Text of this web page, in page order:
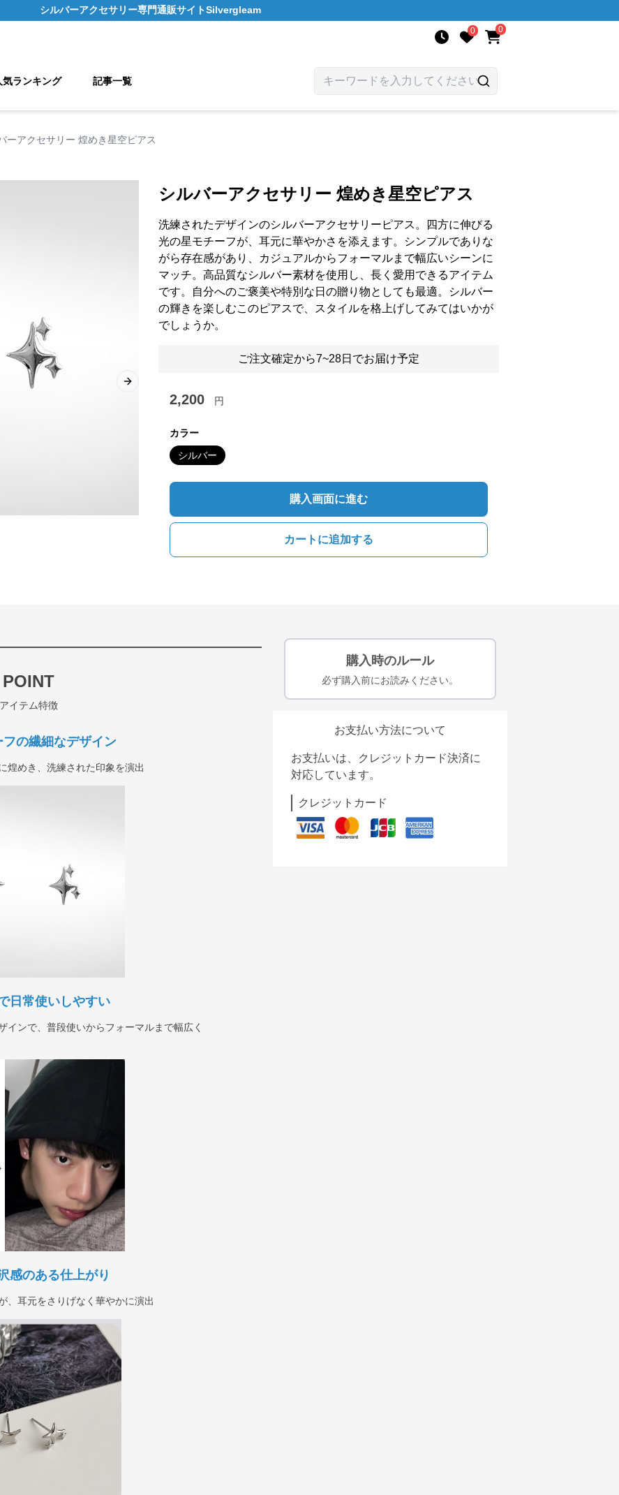
シルバーアクセサリー専門通販サイトSilvergleam
0 0
気ランキング 記事一覧
ーアクセサリー 煌めき星空ピアス
Next slide
シルバーアクセサリー 煌めき星空ピアス
洗練されたデザインのシルバーアクセサリーピアス。四方に伸びる
光の星モチーフが、耳元に華やかさを添えます。シンプルでありな
がら存在感があり、カジュアルからフォーマルまで幅広いシーンに
マッチ。高品質なシルバー素材を使用し、長く愛用できるアイテム
です。自分へのご褒美や特別な日の贈り物としても最適。シルバー
の輝きを楽しむこのピアスで、スタイルを格上げしてみてはいかが
でしょうか。
ご注文確定から7~28日でお届け予定
2,200 円
カラー
シルバー
購入画面に進む
カートに追加する
POINT
アイテム特徴
の繊細なデザイン
煌めき、洗練された印象を演出
日常使いしやすい
インで、普段使いからフォーマルまで幅広く
感のある仕上がり
、耳元をさりげなく華やかに演出
購入時のルール
必ず購入前にお読みください。
お支払い方法について
お支払いは、クレジットカード決済に
対応しています。
クレジットカード